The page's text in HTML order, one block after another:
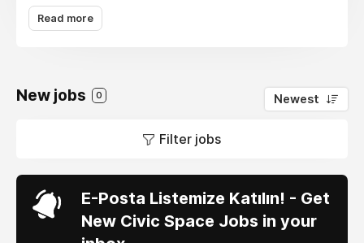
gençlik arasında yardımlaşma ve dayanışmayı
sağlamak, gençlerin kişisel gelişimlerine katkıda
kurulan, bağımsız ulusal ve uluslararası
çalışmalar yürüten bir sivil toplum örgütüdür.
Akdeniz Gençlik Derneği olarak tüm
yaklaşım sergilemekteyiz. Gençlerin katılımını
arttırmak ve gönüllü olmasını kolaylaştırmak için
geleneksel yöntemlerin aksine yenilikçi
yöntemleri tercih ediyoruz. Online gönüllülük
Read more
New jobs 0 Newest
Filter jobs
E-Posta Listemize Katılın! - Get
New Civic Space Jobs in your